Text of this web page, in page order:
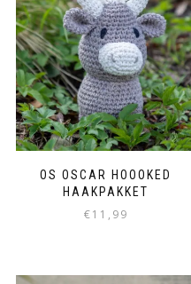
OS OSCAR HOOOKED
HAAKPAKKET
€11,99